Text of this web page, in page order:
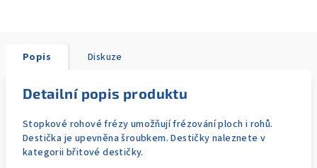
Popis Diskuze
Detailní popis produktu
Stopkové rohové frézy umožňují frézování ploch i rohů.
Destička je upevněna šroubkem. Destičky naleznete v
kategorii břitové destičky.